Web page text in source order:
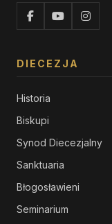
DIECEZJA
Historia
Biskupi
Synod Diecezjalny
Sanktuaria
Błogosławieni
Seminarium